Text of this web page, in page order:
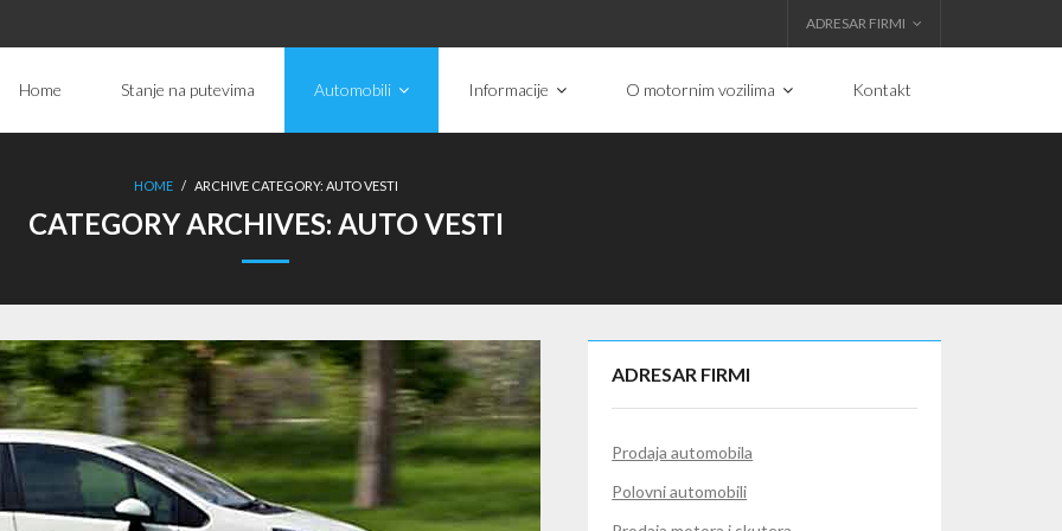
ADRESAR FIRMI
Home Stanje na putevima Automobili Informacije O motornim vozilima Kontakt
HOME / ARCHIVE CATEGORY: AUTO VESTI
CATEGORY ARCHIVES: AUTO VESTI
ADRESAR FIRMI
Prodaja automobila
Polovni automobili